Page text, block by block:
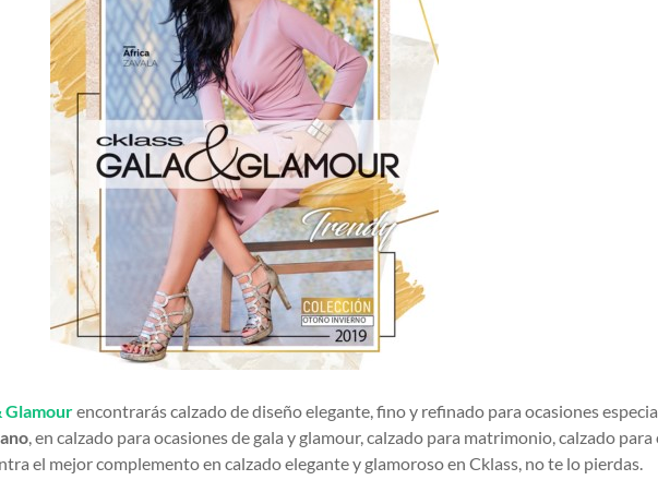
Glamourencontrarás calzado de diseño elegante, fino y refinado para ocasiones
, en calzado para ocasiones de gala y glamour, calzado para matrimonio, calzado
el mejor complemento en calzado elegante y glamoroso en Cklass, no te lo pierdas.